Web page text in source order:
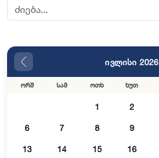
ივლისი 2026
ორშ სამ ოთხ ხუთ
1 2
6 7 8 9
13 14 15 16